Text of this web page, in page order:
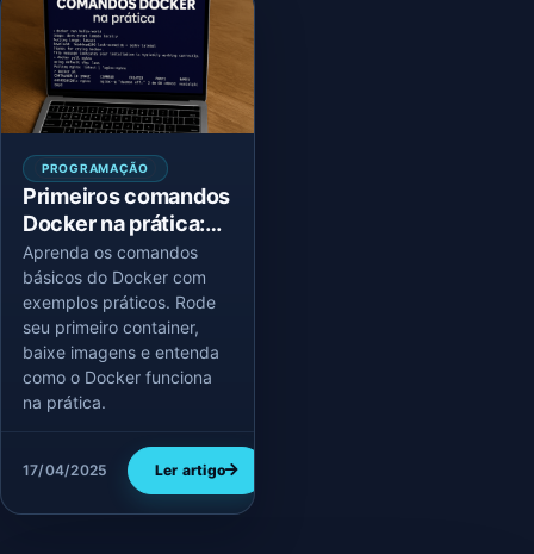
PROGRAMAÇÃO
Primeiros comandos
Docker na prática:
seu primeiro
container em
minutos
Aprenda os comandos
básicos do Docker com
exemplos práticos. Rode
seu primeiro container,
baixe imagens e entenda
como o Docker funciona
na prática.
17/04/2025 Ler artigo